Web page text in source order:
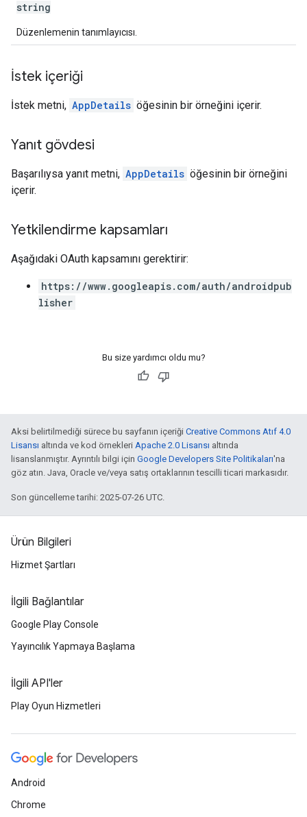
string
Düzenlemenin tanımlayıcısı.
İstek içeriği
İstek metni, AppDetails öğesinin bir örneğini içerir.
Yanıt gövdesi
Başarılıysa yanıt metni, AppDetails öğesinin bir örneğini
içerir.
Yetkilendirme kapsamları
Aşağıdaki OAuth kapsamını gerektirir:
https://www.googleapis.com/auth/androidpub
lisher
Bu size yardımcı oldu mu?
Aksi belirtilmediği sürece bu sayfanın içeriği Creative Commons Atıf 4.0
Lisansı altında ve kod örnekleri Apache 2.0 Lisansı altında
lisanslanmıştır. Ayrıntılı bilgi için Google Developers Site Politikaları'na
göz atın. Java, Oracle ve/veya satış ortaklarının tescilli ticari markasıdır.
Son güncelleme tarihi: 2025-07-26 UTC.
Ürün Bilgileri
Hizmet Şartları
İlgili Bağlantılar
Google Play Console
Yayıncılık Yapmaya Başlama
İlgili API'ler
Play Oyun Hizmetleri
Android
Chrome